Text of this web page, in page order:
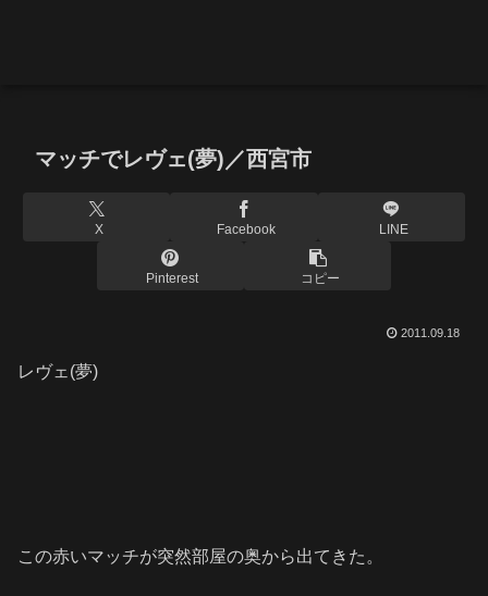
マッチでレヴェ(夢)／西宮市
X Facebook LINE
Pinterest コピー
2011.09.18
レヴェ(夢)
この赤いマッチが突然部屋の奥から出てきた。